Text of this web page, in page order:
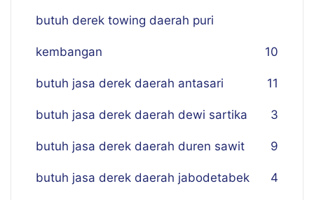
butuh derek towing daerah puri
kembangan 10
butuh jasa derek daerah antasari 11
butuh jasa derek daerah dewi sartika 3
butuh jasa derek daerah duren sawit 9
butuh jasa derek daerah jabodetabek 4